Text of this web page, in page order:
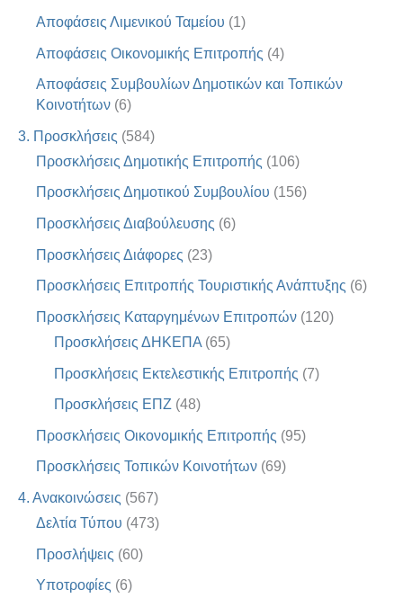
Αποφάσεις Λιμενικού Ταμείου (1)
Αποφάσεις Οικονομικής Επιτροπής (4)
Αποφάσεις Συμβουλίων Δημοτικών και Τοπικών
Κοινοτήτων (6)
3. Προσκλήσεις (584)
Προσκλήσεις Δημοτικής Επιτροπής (106)
Προσκλήσεις Δημοτικού Συμβουλίου (156)
Προσκλήσεις Διαβούλευσης (6)
Προσκλήσεις Διάφορες (23)
Προσκλήσεις Επιτροπής Τουριστικής Ανάπτυξης (6)
Προσκλήσεις Καταργημένων Επιτροπών (120)
Προσκλήσεις ΔΗΚΕΠΑ (65)
Προσκλήσεις Εκτελεστικής Επιτροπής (7)
Προσκλήσεις ΕΠΖ (48)
Προσκλήσεις Οικονομικής Επιτροπής (95)
Προσκλήσεις Τοπικών Κοινοτήτων (69)
4. Ανακοινώσεις (567)
Δελτία Τύπου (473)
Προσλήψεις (60)
Υποτροφίες (6)